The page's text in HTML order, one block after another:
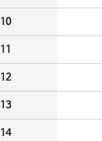
10
11
12
13
14